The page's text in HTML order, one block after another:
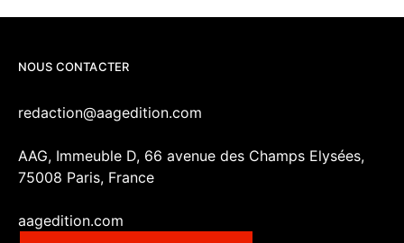
NOUS CONTACTER
redaction@aagedition.com
AAG, Immeuble D, 66 avenue des Champs Elysées,
75008 Paris, France
aagedition.com